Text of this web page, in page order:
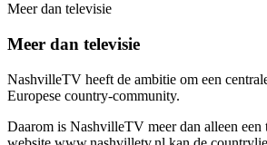
Meer dan televisie
Meer dan televisie
NashvilleTV heeft de ambitie om een
Europese country-community.
Daarom is NashvilleTV meer dan alleen een